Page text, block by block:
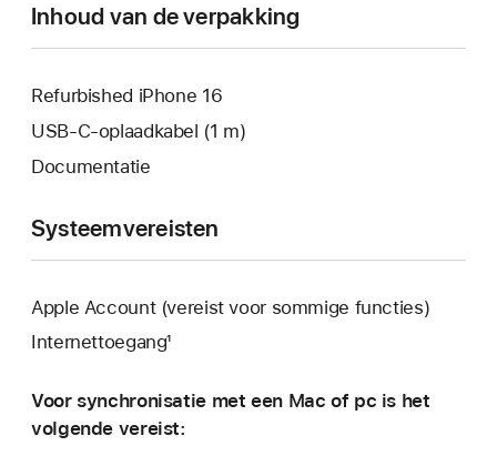
Inhoud van de verpakking
Refurbished iPhone 16
USB‑C-oplaadkabel (1 m)
Documentatie
Systeemvereisten
Apple Account (vereist voor sommige functies)
Internettoegang¹
Voor synchronisatie met een Mac of pc is het
volgende vereist: